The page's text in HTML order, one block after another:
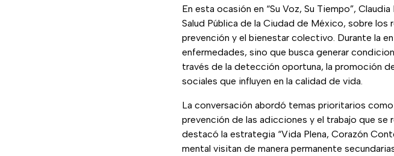
En esta ocasión en “Su Voz, Su Tiempo”,
Salud Pública de la Ciudad de México, sobre
prevención y el bienestar colectivo. Durante la
enfermedades, sino que busca generar
través de la detección oportuna, la promoción
sociales que influyen en la calidad de vida.
La conversación abordó temas prioritarios
prevención de las adicciones y el trabajo que se
destacó la estrategia “Vida Plena, Corazón
mental visitan de manera permanente